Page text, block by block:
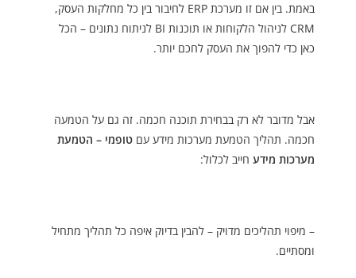
באמת. בין אם זו מערכת ERP לחיבור בין כל מחלקות העסק,
CRM לניהול הלקוחות או תוכנות BI לניתוח נתונים – הכל
כאן כדי להפוך את העסק לחכם יותר.
אבל מדובר לא רק בבחירת תוכנה חכמה. זה גם על הטמעה
חכמה. תהליך הטמעת מערכות מידע עםטופמי – הטמעת
מערכות מידע חייב לכלול:
– מיפוי תהליכים מדויק – להבין בדיוק איפה כל תהליך מתחיל
ומסתיים.